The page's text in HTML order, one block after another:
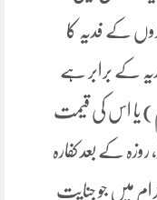
کے فدیہ کا
کے برابر ہے
یا اس کی قیمت
روزہ کے بعد کفارہ
میں جو جنایت